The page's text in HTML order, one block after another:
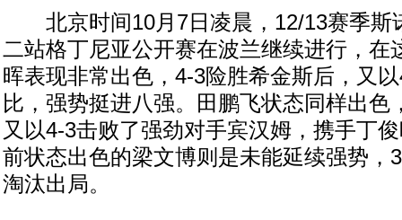
北京时间10月7日凌晨，12/13赛季斯
二站格丁尼亚公开赛在波兰继续进行，在
晖表现非常出色，4-3险胜希金斯后，又
比，强势挺进八强。田鹏飞状态同样出色
又以4-3击败了强劲对手宾汉姆，携手丁
前状态出色的梁文博则是未能延续强势，
淘汰出局。